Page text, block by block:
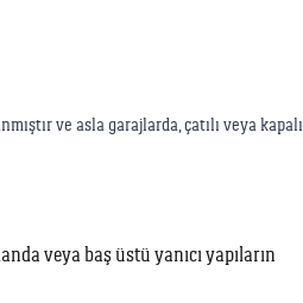
ve asla garajlarda, çatılı veya kapalı
veya baş üstü yanıcı yapıların